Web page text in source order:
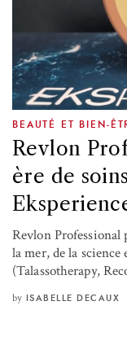
BEAUTÉ ET BIEN-
Revlon
ère de
Revlon Professional
la mer, de la science
(Talassotherapy,
by ISABELLE DECAUX